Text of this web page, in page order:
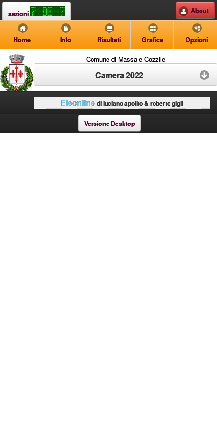
sezioni About
Home Info Risultati Grafica Opzioni
Comune di Massa e Cozzile
Camera 2022
Eleonline di luciano apolito & roberto gigli
Versione Desktop